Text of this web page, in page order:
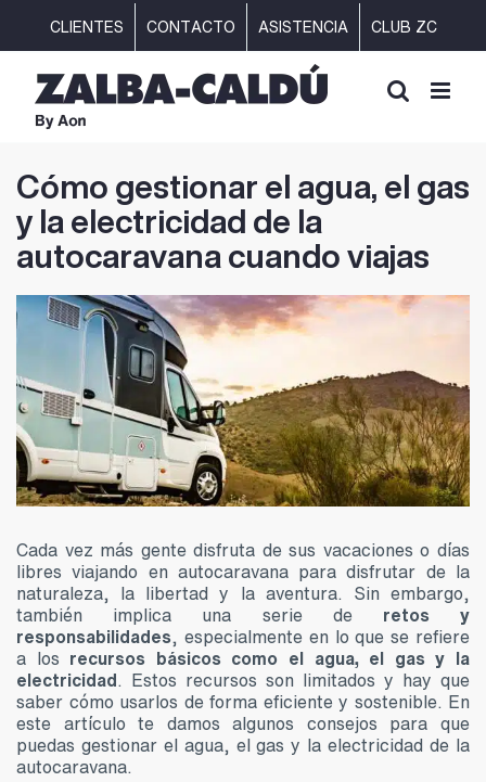
contenido
CLIENTES CONTACTO ASISTENCIA CLUB ZC
Cómo gestionar el agua, el gas
y la electricidad de la
autocaravana cuando viajas
Cada vez más gente disfruta de sus vacaciones o días
libres viajando en autocaravana para disfrutar de la
naturaleza, la libertad y la aventura. Sin embargo,
también implica una serie de retos y
responsabilidades, especialmente en lo que se refiere
a los recursos básicos como el agua, el gas y la
electricidad. Estos recursos son limitados y hay que
saber cómo usarlos de forma eficiente y sostenible. En
este artículo te damos algunos consejos para que
puedas gestionar el agua, el gas y la electricidad de la
autocaravana.